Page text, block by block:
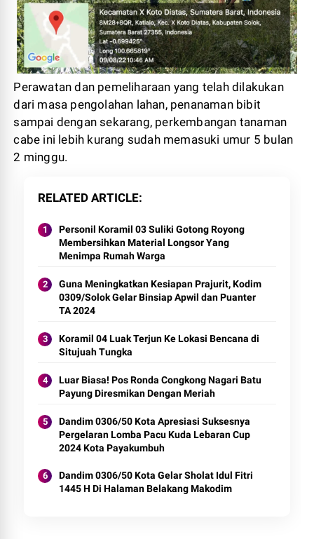
Perawatan dan pemeliharaan yang telah dilakukan
dari masa pengolahan lahan, penanaman bibit
sampai dengan sekarang, perkembangan tanaman
cabe ini lebih kurang sudah memasuki umur 5 bulan
2 minggu.
RELATED ARTICLE
Personil Koramil 03 Suliki Gotong Royong
Membersihkan Material Longsor Yang
Menimpa Rumah Warga
Guna Meningkatkan Kesiapan Prajurit, Kodim
0309/Solok Gelar Binsiap Apwil dan Puanter
TA 2024
Koramil 04 Luak Terjun Ke Lokasi Bencana di
Situjuah Tungka
Luar Biasa! Pos Ronda Congkong Nagari Batu
Payung Diresmikan Dengan Meriah
Dandim 0306/50 Kota Apresiasi Suksesnya
Pergelaran Lomba Pacu Kuda Lebaran Cup
2024 Kota Payakumbuh
Dandim 0306/50 Kota Gelar Sholat Idul Fitri
1445 H Di Halaman Belakang Makodim